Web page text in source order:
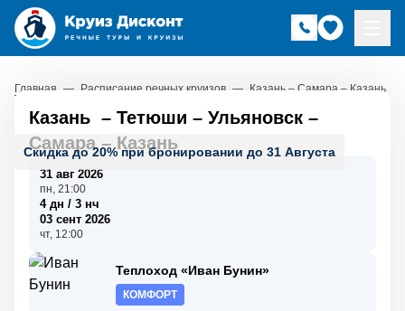
Главная — Расписание речных круизов — Казань – Самара – Казань
Скидка до 20% при бронировании до 31 Августа
Казань – Тетюши – Ульяновск –
Самара–Казань
31 авг 2026
пн, 21:00
4 дн / 3 нч
03 сент 2026
чт, 12:00
Теплоход «Иван Бунин»
КОМФОРТ